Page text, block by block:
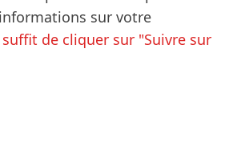
sur votre
de cliquer sur "Suivre sur